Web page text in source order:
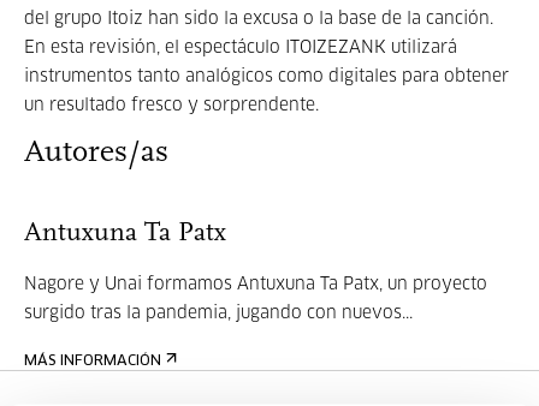
del grupo Itoiz han sido la excusa o la base de la canción.
En esta revisión, el espectáculo ITOIZEZANK utilizará
instrumentos tanto analógicos como digitales para obtener
un resultado fresco y sorprendente.
Autores/as
Antuxuna Ta Patx
Nagore y Unai formamos Antuxuna Ta Patx, un proyecto
surgido tras la pandemia, jugando con nuevos...
MÁS INFORMACIÓN